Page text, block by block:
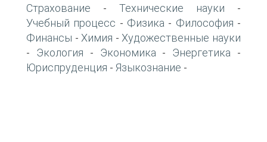
Страхование - Технические науки -
Учебный процесс - Физика - Философия -
Финансы - Химия - Художественные науки
- Экология - Экономика - Энергетика -
Юриспруденция - Языкознание -